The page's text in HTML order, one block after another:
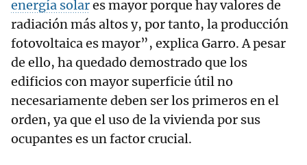
energía solares mayor porque hay valores de
radiación más altos y, por tanto, la producción
fotovoltaica es mayor”, explica Garro. A pesar
de ello, ha quedado demostrado que los
edificios con mayor superficie útil no
necesariamente deben ser los primeros en el
orden, ya que el uso de la vivienda por sus
ocupantes es un factor crucial.